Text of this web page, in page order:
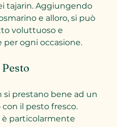
tajarin. Aggiungendo
e alloro, si può
voluttuoso e
per ogni occasione.
si prestano bene ad un
il pesto fresco.
è particolarmente